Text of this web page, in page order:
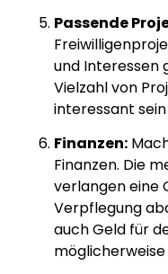
Passende
und Interessen
Vielzahl von
interessant
Finanzen:
Finanzen. Die
verlangen eine
Verpflegung
auch Geld für